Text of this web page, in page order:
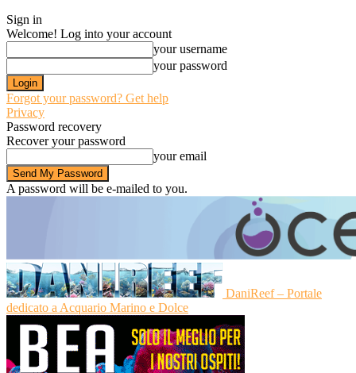
Sign in
Welcome! Log into your account
your username
your password
Forgot your password? Get help
Privacy
Password recovery
Recover your password
your email
A password will be e-mailed to you.
DaniReef – Portale
dedicato a Acquario Marino e Dolce